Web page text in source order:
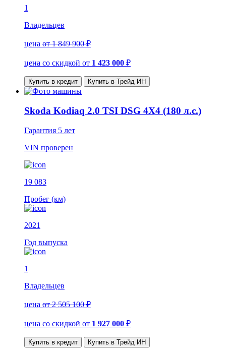
1
Владельцев
цена от 1 849 900 ₽
цена со скидкой от 1 423 000 ₽
Купить в кредит Купить в Трейд ИН
Skoda Kodiaq 2.0 TSI DSG 4X4 (180 л.с.)
Гарантия 5 лет
VIN проверен
19 083
Пробег (км)
2021
Год выпуска
1
Владельцев
цена от 2 505 100 ₽
цена со скидкой от 1 927 000 ₽
Купить в кредит Купить в Трейд ИН